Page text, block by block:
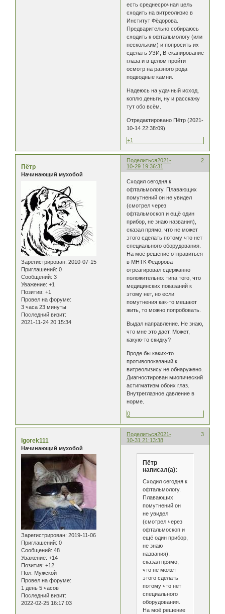
есть среднесрочная цель
сходить на витреолизис в
Институт Фёдорова.
Предварительно собираюсь
сходить к офтальмологу (или
нескольким) и попросить их
сделать УЗИ, B-сканирование
глаза и в целом пройти
осмотр на разного рода
подводные камни.
Надеюсь на удачный исход,
коплю деньги, ну и расскажу
тут обо всём.
Отредактировано Пётр (2021-
10-14 22:38:09)
+1
Поделиться 2
2021-
10-29 19:36:31
Пётр
Начинающий мухобой
Зарегистрирован: 2010-07-15
Приглашений: 0
Сообщений: 3
Уважение: +1
Позитив: +1
Провел на форуме:
3 часа 23 минуты
Последний визит:
2021-11-24 20:15:34
Сходил сегодня к
офтальмологу. Плавающих
помутнений он не увидел
(смотрел через
офтальмоскоп и ещё один
прибор, не знаю названия),
сказал прямо, что не может
этого сделать потому что нет
специального оборудования.
На моё решение отправиться
в МНТК Федорова
отреагировал сдержанно
положительно: типа того, что
медицинских показаний к
этому нет, но если
помутнения как-то мешают
жить, то можно попробовать.
Выдал направление. Не знаю,
что мне это даст. Может,
какую-то скидку?
Вроде бы каких-то
противопоказаний к
витреолизису не обнаружено.
Диагностирован миопический
астигматизм обоих глаз.
Внутреглазное давление в
норме.
0
Поделиться 3
2021-
10-31 21:13:38
Igorek111
Начинающий мухобой
Зарегистрирован: 2019-11-06
Приглашений: 0
Сообщений: 48
Уважение: +14
Позитив: +12
Пол: Мужской
Провел на форуме:
1 день 5 часов
Последний визит:
2022-02-25 16:17:03
Пётр
написал(а):
Сходил сегодня к
офтальмологу.
Плавающих
помутнений он
не увидел
(смотрел через
офтальмоскоп и
ещё один прибор,
не знаю
названия),
сказал прямо,
что не может
этого сделать
потому что нет
специального
оборудования.
На моё решение